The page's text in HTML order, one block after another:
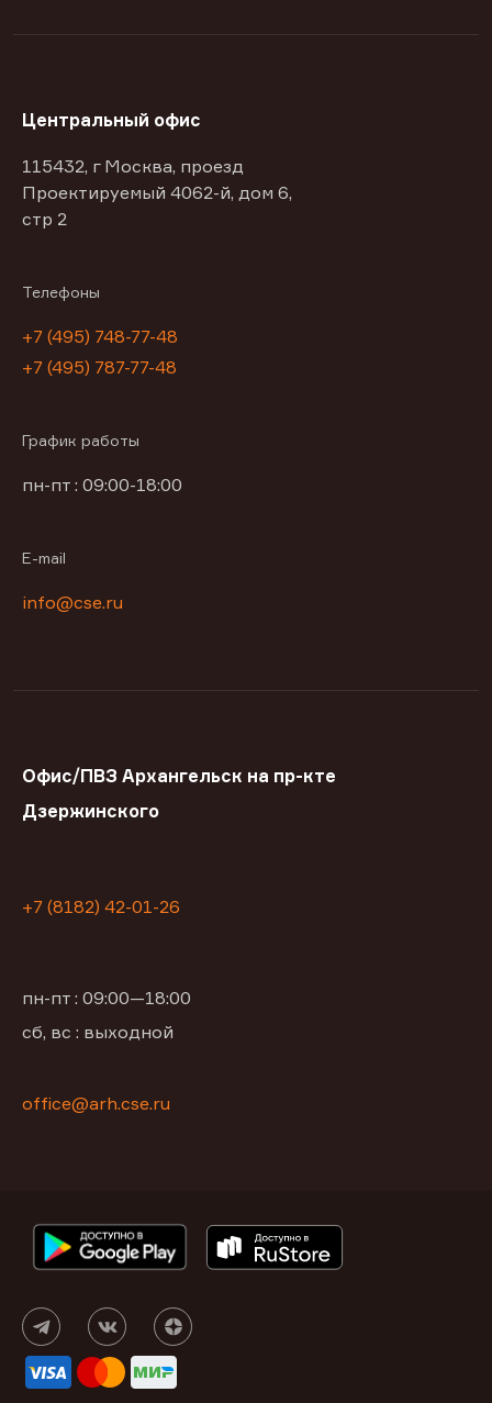
Центральный офис
115432, г Москва, проезд
Проектируемый 4062-й, дом 6,
стр 2
Телефоны
+7 (495) 748-77-48
+7 (495) 787-77-48
График работы
пн-пт : 09:00-18:00
E-mail
info@cse.ru
Офис/ПВЗ Архангельск на пр-кте
Дзержинского
+7 (8182) 42-01-26
пн-пт : 09:00—18:00
сб, вс : выходной
office@arh.cse.ru